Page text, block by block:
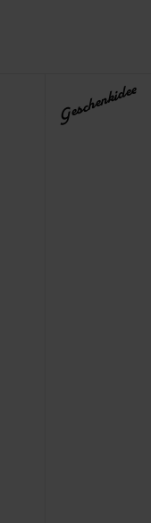
Geschenkidee